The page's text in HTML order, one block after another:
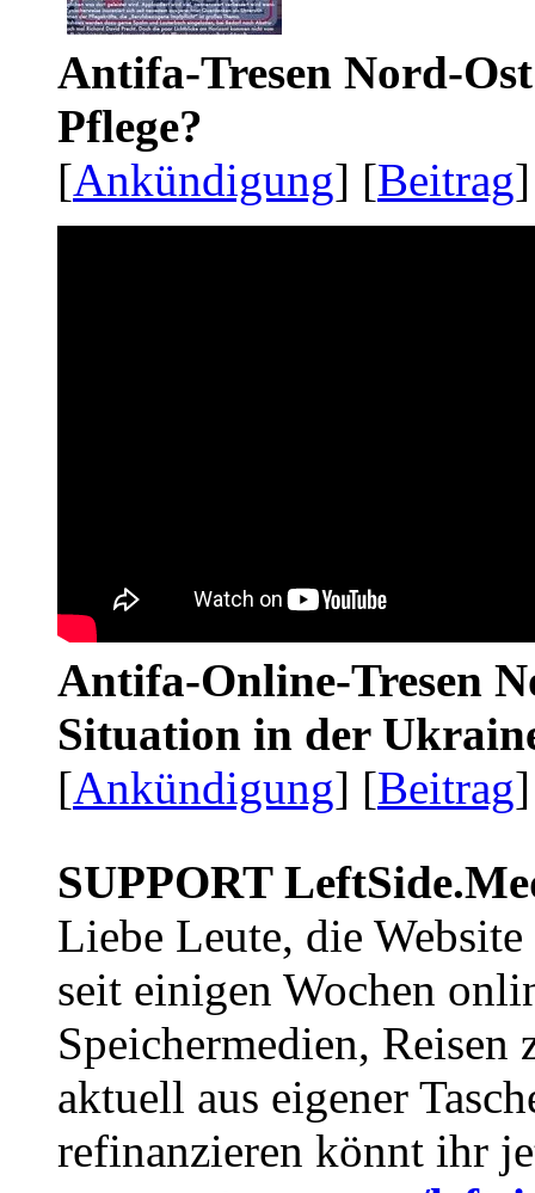
Antifa-Tresen Nord-
Pflege?
[Ankündigung] [Beitrag
Antifa-Online-Tresen
Situation in der
[Ankündigung] [Beitrag
SUPPORT
Liebe Leute, die Website
seit einigen Wochen
Speichermedien, Reisen
aktuell aus eigener
refinanzieren könnt ihr